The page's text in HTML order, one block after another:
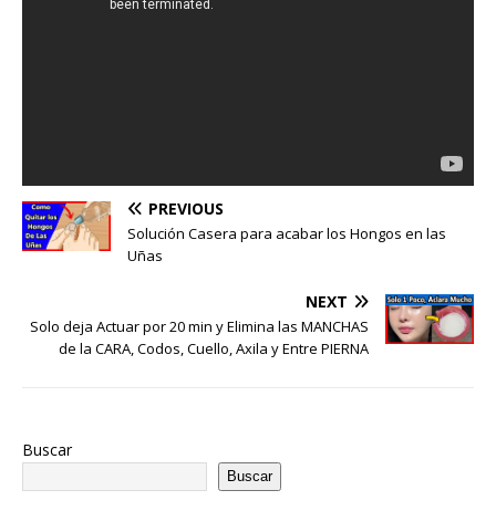
PREVIOUS
Solución Casera para acabar los Hongos en las
Uñas
NEXT
Solo deja Actuar por 20 min y Elimina las MANCHAS
de la CARA, Codos, Cuello, Axila y Entre PIERNA
Buscar
Buscar